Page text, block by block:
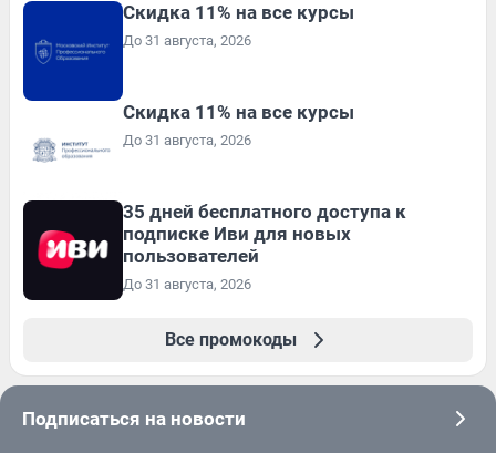
Скидка 11% на все курсы
До 31 августа, 2026
Скидка 11% на все курсы
До 31 августа, 2026
35 дней бесплатного доступа к
подписке Иви для новых
пользователей
До 31 августа, 2026
Все промокоды
Подписаться на новости